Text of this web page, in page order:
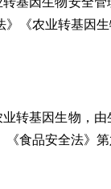
《农业转基因
转基因生物，
《食品安全法》